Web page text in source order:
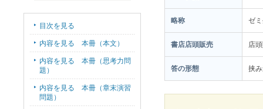
略称 ゼ
書店店頭販売 店
答の形態 挟
目次を見る
内容を見る 本冊（本文）
内容を見る 本冊（思考力問
題）
内容を見る 本冊（章末演習
問題）